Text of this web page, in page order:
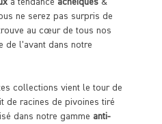
ne serez pas surpris de
au cœur de tous nos
de l’avant dans notre
collections vient le tour de
de racines de pivoines tiré
dans notre gamme anti-